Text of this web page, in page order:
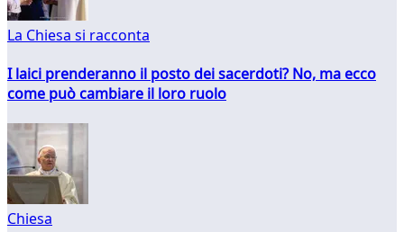
La Chiesa si racconta
I laici prenderanno il posto dei sacerdoti? No, ma ecco
come può cambiare il loro ruolo
Chiesa